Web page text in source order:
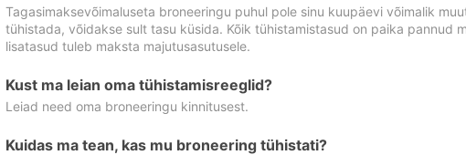
Tagasimaksevõimaluseta broneeringu puhul pole sinu kuupäevi võimalik
tühistada, võidakse sult tasu küsida. Kõik tühistamistasud on paika pannud
lisatasud tuleb maksta majutusasutusele.
Kust ma leian oma tühistamisreeglid?
Leiad need oma broneeringu kinnitusest.
Kuidas ma tean, kas mu broneering tühistati?